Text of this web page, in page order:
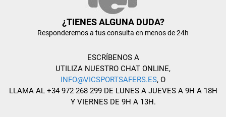
¿TIENES ALGUNA DUDA?
Responderemos a tus consulta en menos de 24h
ESCRÍBENOS A
UTILIZA NUESTRO CHAT ONLINE,
INFO@VICSPORTSAFERS.ES, O
LLAMA AL +34 972 268 299 DE LUNES A JUEVES A 9H A 18H
Y VIERNES DE 9H A 13H.